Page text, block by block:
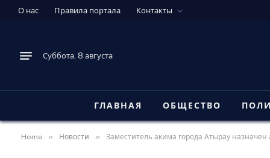
О нас Правила портала Контакты
Суббота, 8 августа
ГЛАВНАЯ ОБЩЕСТВО
Home » Новости » Заместитель акима города Атырау